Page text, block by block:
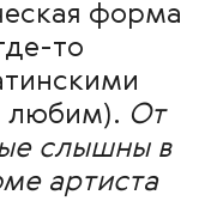
форма
то
любим). От
слышны в
артиста